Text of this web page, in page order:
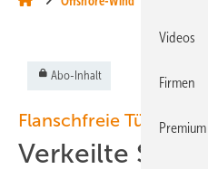
Abo-Inhalt
Flanschfreie Türme
Verkeilte
Videos
Firmen
Premium